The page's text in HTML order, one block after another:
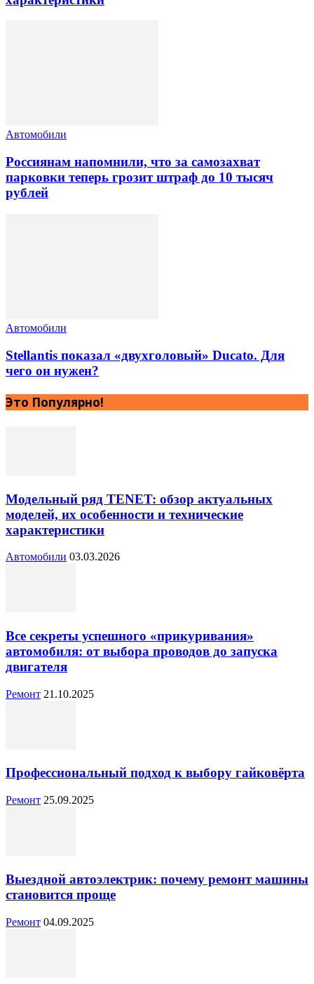
Автомобили
Россиянам напомнили, что за самозахват
парковки теперь грозит штраф до 10 тысяч
рублей
Автомобили
Stellantis показал «двухголовый» Ducato. Для
чего он нужен?
Это Популярно!
Модельный ряд TENET: обзор актуальных
моделей, их особенности и технические
характеристики
Автомобили 03.03.2026
Все секреты успешного «прикуривания»
автомобиля: от выбора проводов до запуска
двигателя
Ремонт 21.10.2025
Профессиональный подход к выбору гайковёрта
Ремонт 25.09.2025
Выездной автоэлектрик: почему ремонт машины
становится проще
Ремонт 04.09.2025